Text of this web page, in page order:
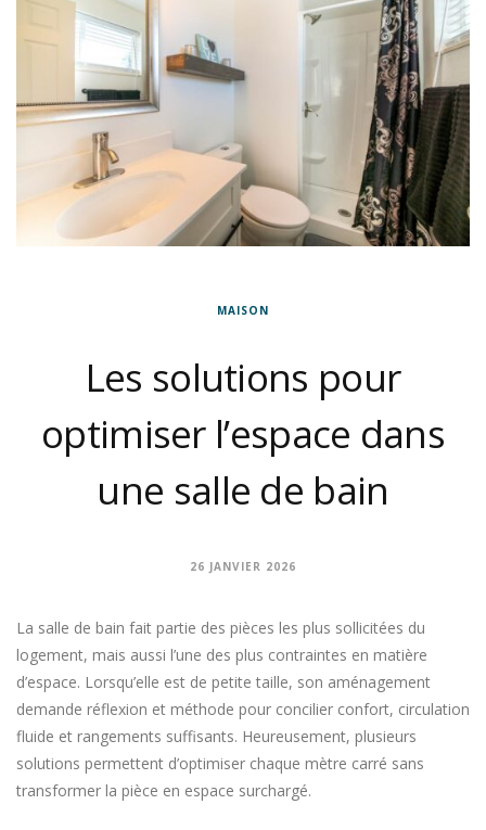
MAISON
Les solutions pour
optimiser l’espace dans
une salle de bain
26 JANVIER 2026
La salle de bain fait partie des pièces les plus sollicitées du
logement, mais aussi l’une des plus contraintes en matière
d’espace. Lorsqu’elle est de petite taille, son aménagement
demande réflexion et méthode pour concilier confort, circulation
fluide et rangements suffisants. Heureusement, plusieurs
solutions permettent d’optimiser chaque mètre carré sans
transformer la pièce en espace surchargé.